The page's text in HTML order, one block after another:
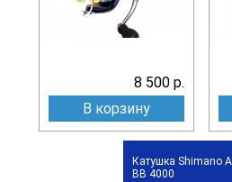
8 500 р.
В корзину
Катушка Shimano
BB 4000